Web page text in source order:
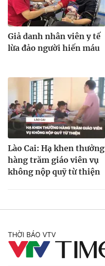
Giả danh nhân viên y tế
lừa đảo người hiến máu
Lào Cai: Hạ khen thưởng
hàng trăm giáo viên vụ
không nộp quỹ từ thiện
THỜI BÁO VTV